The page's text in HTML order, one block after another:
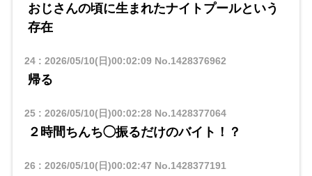
おじさんの頃に生まれたナイトプールという
存在
24: 2026/05/10(日)00:02:09No.1428376962
帰る
25: 2026/05/10(日)00:02:28No.1428377064
２時間ちんち◯振るだけのバイト！？
26 : 2026/05/10(日)00:02:47 No.1428377191